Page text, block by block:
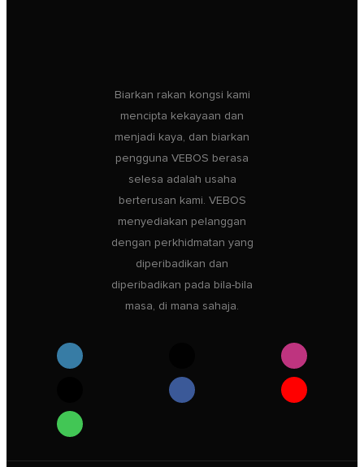
Biarkan rakan kongsi kami
mencipta kekayaan dan
menjadi kaya, dan biarkan
pengguna VEBOS berasa
selesa adalah usaha
berterusan kami. VEBOS
menyediakan pelanggan
dengan perkhidmatan yang
diperibadikan dan
diperibadikan pada bila-bila
masa, di mana sahaja.